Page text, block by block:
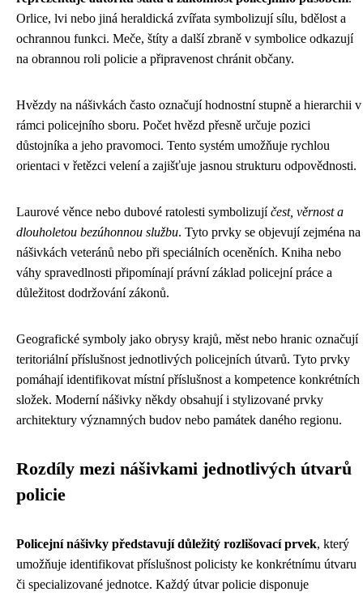
Orlice, lvi nebo jiná heraldická zvířata symbolizují sílu, bdělost a
ochrannou funkci. Meče, štíty a další zbraně v symbolice odkazují
na obrannou roli policie a připravenost chránit občany.
Hvězdy na nášivkách často označují hodnostní stupně a hierarchii v
rámci policejního sboru. Počet hvězd přesně určuje pozici
důstojníka a jeho pravomoci. Tento systém umožňuje rychlou
orientaci v řetězci velení a zajišťuje jasnou strukturu odpovědnosti.
Laurové věnce nebo dubové ratolesti symbolizujíčest, věrnost a
dlouholetou bezúhonnou službu. Tyto prvky se objevují zejména na
nášivkách veteránů nebo při speciálních oceněních. Kniha nebo
váhy spravedlnosti připomínají právní základ policejní práce a
důležitost dodržování zákonů.
Geografické symboly jako obrysy krajů, měst nebo hranic označují
teritoriální příslušnost jednotlivých policejních útvarů. Tyto prvky
pomáhají identifikovat místní příslušnost a kompetence konkrétních
složek. Moderní nášivky někdy obsahují i stylizované prvky
architektury významných budov nebo památek daného regionu.
Rozdíly mezi nášivkami jednotlivých útvarů
policie
Policejní nášivky představují důležitý rozlišovací prvek, který
umožňuje identifikovat příslušnost policisty ke konkrétnímu útvaru
či specializované jednotce. Každý útvar policie disponuje